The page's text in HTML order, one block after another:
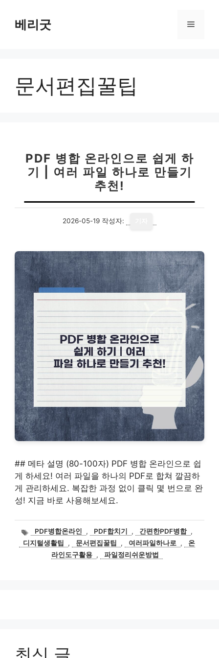
베리굿 메
문서편집꿀팁
PDF 병합 온라인으로 쉽게 하
기 | 여러 파일 하나로 만들기
추천!
2026-05-19 작성자:
## 메타 설명 (80-100자) PDF 병합 온라인으로 쉽
게 하세요! 여러 파일을 하나의 PDF로 합쳐 깔끔하
게 관리하세요. 복잡한 과정 없이 클릭 몇 번으로 완
성! 지금 바로 사용해보세요.
태
그
PDF병합온라인 , PDF합치기 , 간편한PDF병합 ,
디지털생활팁
, 문서편집꿀팁 , 여러파일하나로 ,
온
라인도구활용 , 파일정리쉬운방법